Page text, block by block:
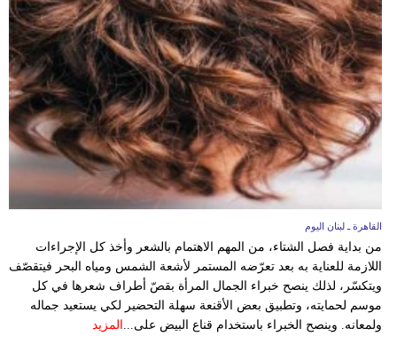
القاهرة ـ لبنان اليوم
من بداية فصل الشتاء، من المهم الاهتمام بالشعر وأخذ كل الإجراءات
اللازمة للعناية به بعد تعرّضه المستمر لأشعة الشمس ومياه البحر فيتقصّف
ويتكسّر، لذلك ينصح خبراء الجمال المرأة بقصّ أطراف شعرها في كل
موسم لحمايته، وتطبيق بعض الأقنعة سهلة التحضير لكي يستعيد جماله
ولمعانه. وينصح الخبراء باستخدام قناع البيض على...
المزيد